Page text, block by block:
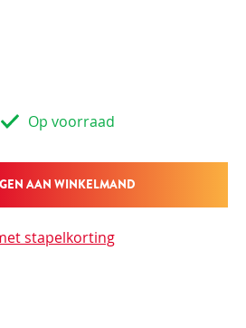
Op voorraad
AAN WINKELMAND
stapelkorting